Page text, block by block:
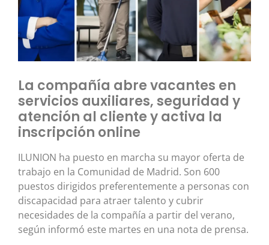
La compañía abre vacantes en
servicios auxiliares, seguridad y
atención al cliente y activa la
inscripción online
ILUNION ha puesto en marcha su mayor oferta de
trabajo en la Comunidad de Madrid. Son 600
puestos dirigidos preferentemente a personas con
discapacidad para atraer talento y cubrir
necesidades de la compañía a partir del verano,
según informó este martes en una nota de prensa.